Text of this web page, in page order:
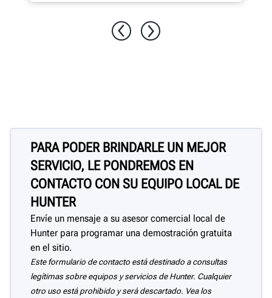
PARA PODER BRINDARLE UN MEJOR
SERVICIO, LE PONDREMOS EN
CONTACTO CON SU EQUIPO LOCAL DE
HUNTER
Envíe un mensaje a su asesor comercial local de
Hunter para programar una demostración gratuita
en el sitio.
Este formulario de contacto está destinado a consultas
legítimas sobre equipos y servicios de Hunter. Cualquier
otro uso está prohibido y será descartado. Vea los